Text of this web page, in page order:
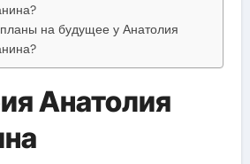
на будущее у Анатолия
Анатолия